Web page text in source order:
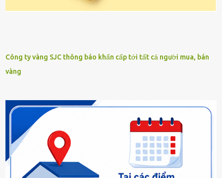
Công ty vàng SJC thông báo khẩn cấp tới tất cả người mua, bán
vàng